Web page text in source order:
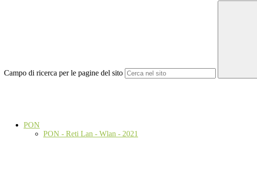
Campo di ricerca per le pagine del sito
PON
PON - Reti Lan - Wlan - 2021